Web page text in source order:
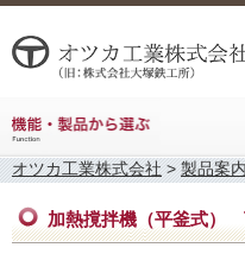
オツカ工業株式会社 > 製品案内
加熱撹拌機（平釜式